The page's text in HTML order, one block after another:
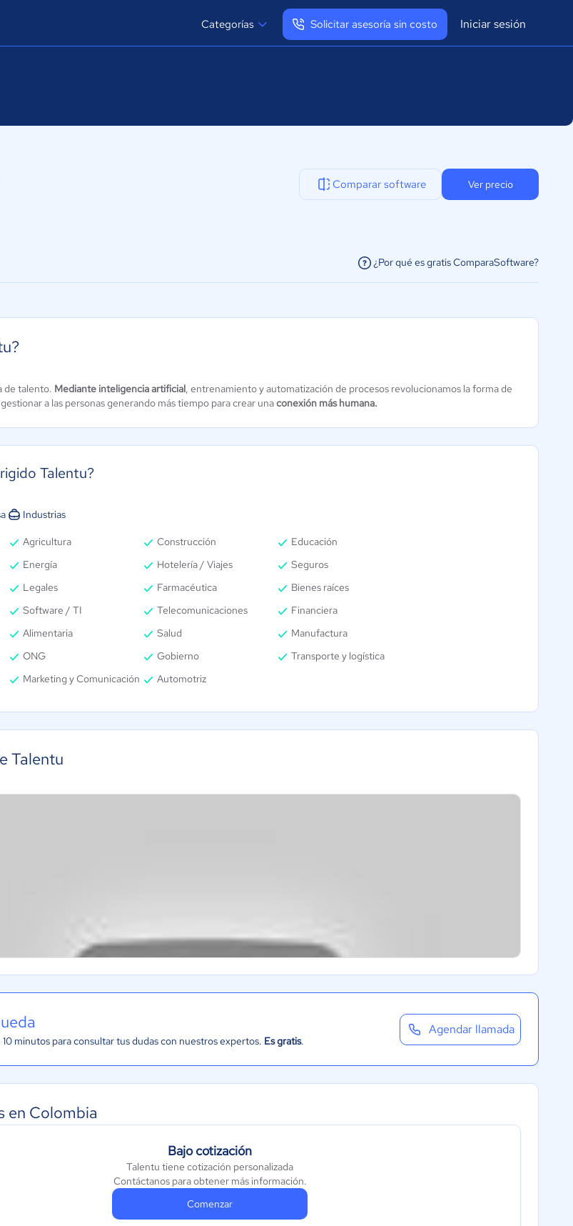
Categorías Solicitar asesoría sin costo Iniciar sesión
Comparar software Ver precio
¿Por qué es gratis ComparaSoftware?
Get on Board ApplicantStack
Bizneo HR
4.8 / 5
de talento. Mediante inteligencia artificial, entrenamiento y automatización de procesos revolucionamos la forma de
a las personas generando más tiempo para crear unaconexión más humana.
Talentu?
Industrias
Agricultura Construcción
Educación
Energía
Hotelería / Viajes
Seguros
Legales
Farmacéutica
Bienes raíces
Software / TI
Telecomunicaciones
Financiera
Alimentaria
Salud
Manufactura
ONG
Gobierno
Transporte y logística
Marketing y Comunicación
Automotriz
Talentu
minutos para consultar tus dudas con nuestros expertos. Es gratis.
Agendar llamada
en Colombia
Bajo cotización
Talentu tiene cotización personalizada
Contáctanos para obtener más información.
Comenzar